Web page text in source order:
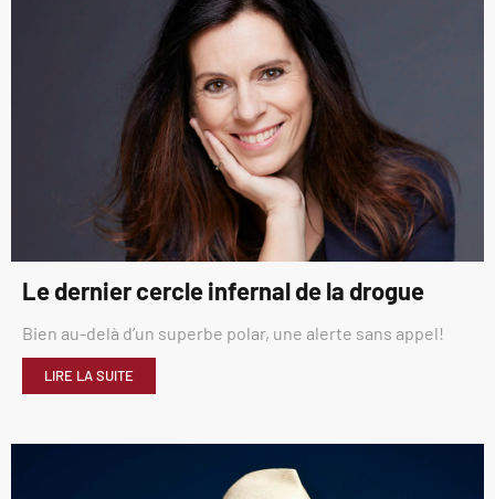
Le dernier cercle infernal de la drogue
Bien au-delà d’un superbe polar, une alerte sans appel!
LIRE LA SUITE